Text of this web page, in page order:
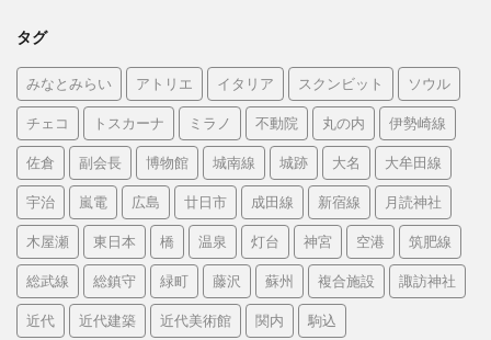
タグ
みなとみらい アトリエ イタリア スクンビット ソウル
チェコ トスカーナ ミラノ 不動院 丸の内 伊勢崎線
佐倉 副会長 博物館 城南線 城跡 大名 大牟田線
宇治 嵐電 広島 廿日市 成田線 新宿線 月読神社
木屋瀬 東日本 橋 温泉 灯台 神宮 空港 筑肥線
総武線 総鎮守 緑町 藤沢 蘇州 複合施設 諏訪神社
近代 近代建築 近代美術館 関内 駒込